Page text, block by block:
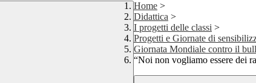
Home >
Didattica >
I progetti delle classi >
Progetti e Giornate di
Giornata Mondiale contro il
“Noi non vogliamo essere dei